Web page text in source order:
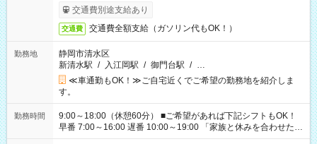
交通費別途支給あり
交通費 交通費全額支給（ガソリン代もOK！）
勤務地
静岡市清水区
新清水駅 / 入江岡駅 / 御門台駅 / …
≪車通勤もOK！≫ご自宅近くでご希望の勤務地を紹介しま
す。
勤務時間
9:00～18:00（休憩60分） ■ご希望があれば下記シフトもOK！
早番 7:00～16:00 遅番 10:00～19:00 「家族と休みを合わせた
い」 「余裕を持って夕飯の準備がしたい」 「できれば残業はし